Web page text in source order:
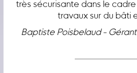
très sécurisante dans le
travaux sur du bâti
Baptiste Poisbelaud -